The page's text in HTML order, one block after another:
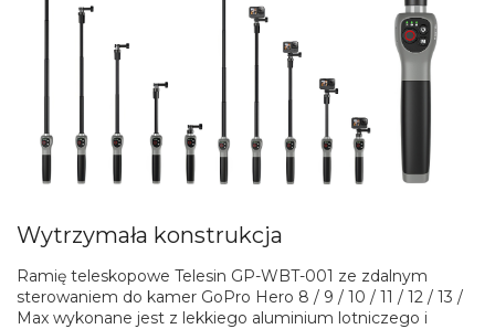
Wytrzymała konstrukcja
Ramię teleskopowe Telesin GP-WBT-001 ze zdalnym
sterowaniem do kamer GoPro Hero 8 / 9 / 10 / 11 / 12 / 13 /
Max wykonane jest z lekkiego aluminium lotniczego i